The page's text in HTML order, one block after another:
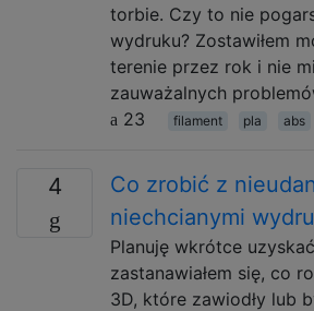
torbie. Czy to nie
wydruku? Zostawiłem
terenie przez rok i nie
zauważalnych
23
filament pla abs
4
Co zrobić z
niechcianymi
Planuję wkrótce
zastanawiałem się, co
3D, które zawiodły lub